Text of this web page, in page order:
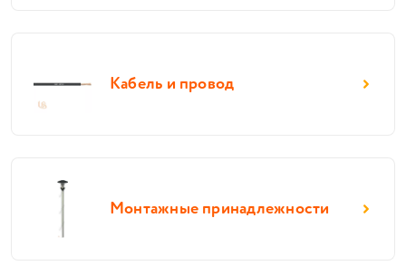
Кабель и провод
Монтажные принадлежности